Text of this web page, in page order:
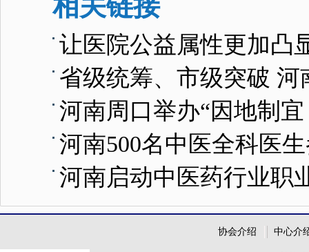
让医院公益属性更加凸
省级统筹、市级突破
河南周口举办“因地制
河南500名中医全科医
河南启动中医药行业职
协会介绍 中心介